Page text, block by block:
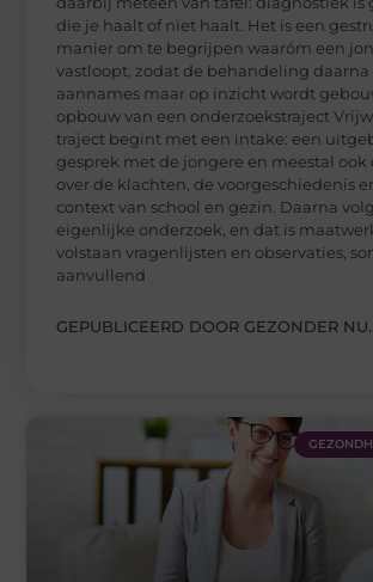
die je haalt of niet haalt. Het is een
manier om te begrijpen waaróm een
vastloopt, zodat de behandeling daarna
aannames maar op inzicht wordt
opbouw van een onderzoekstraject
traject begint met een intake: een
gesprek met de jongere en meestal ook
over de klachten, de voorgeschiedenis
context van school en gezin. Daarna
eigenlijke onderzoek, en dat is
volstaan vragenlijsten en observaties,
aanvullend
GEPUBLICEERD DOOR GEZONDER